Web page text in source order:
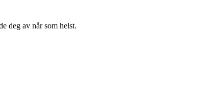
deg av når som helst.